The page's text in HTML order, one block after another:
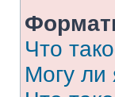
Что
Могу ли